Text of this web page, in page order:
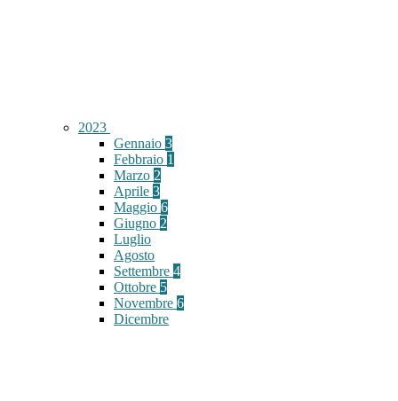
2023
Gennaio 3
Febbraio 1
Marzo 2
Aprile 3
Maggio 6
Giugno 2
Luglio
Agosto
Settembre 4
Ottobre 5
Novembre 6
Dicembre